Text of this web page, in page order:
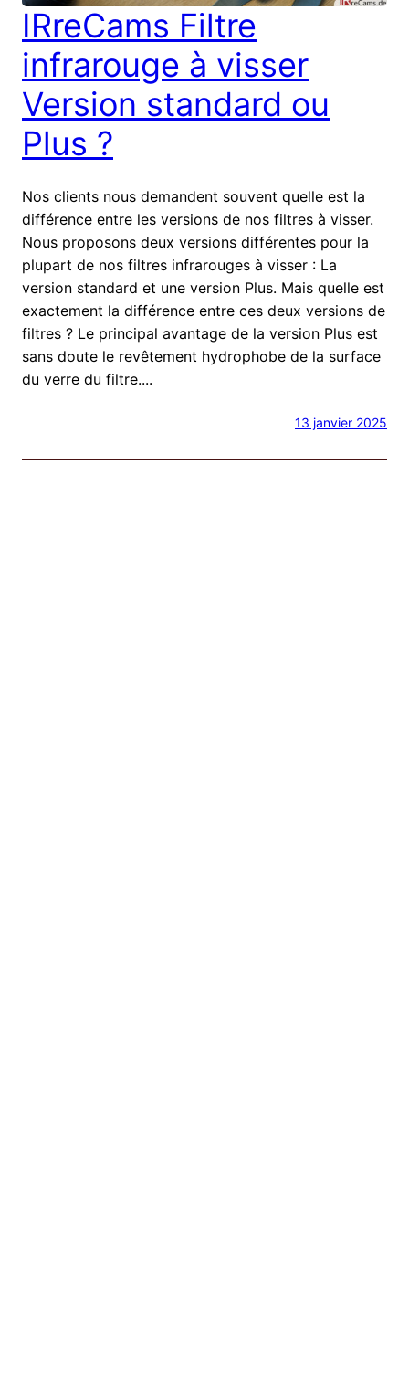
IRreCams Filtre
infrarouge à visser
Version standard ou
Plus ?
Nos clients nous demandent souvent quelle est la
différence entre les versions de nos filtres à visser.
Nous proposons deux versions différentes pour la
plupart de nos filtres infrarouges à visser : La
version standard et une version Plus. Mais quelle est
exactement la différence entre ces deux versions de
filtres ? Le principal avantage de la version Plus est
sans doute le revêtement hydrophobe de la surface
du verre du filtre....
13 janvier 2025